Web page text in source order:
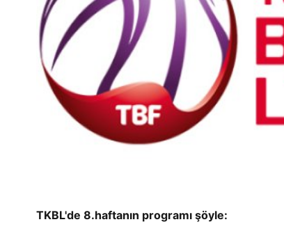
TKBL'de 8.haftanın programı şöyle: